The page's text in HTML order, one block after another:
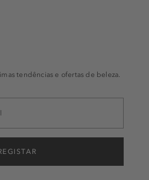
tendências e ofertas de beleza.